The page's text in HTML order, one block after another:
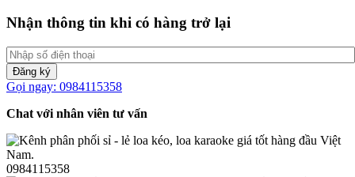
Nhận thông tin khi có hàng trở lại
Đăng ký
Gọi ngay: 0984115358
Chat với nhân viên tư vấn
0984115358